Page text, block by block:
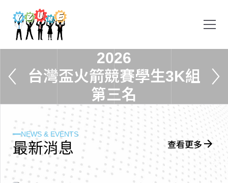
2026
台灣盃火箭競賽學生3K組
第三名
NEWS & EVENTS
最新消息 查看更多